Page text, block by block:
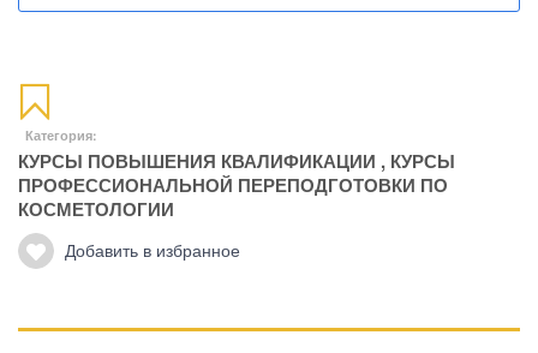
Категория:
КУРСЫ ПОВЫШЕНИЯ КВАЛИФИКАЦИИ , КУРСЫ
ПРОФЕССИОНАЛЬНОЙ ПЕРЕПОДГОТОВКИ ПО
КОСМЕТОЛОГИИ
Добавить в избранное